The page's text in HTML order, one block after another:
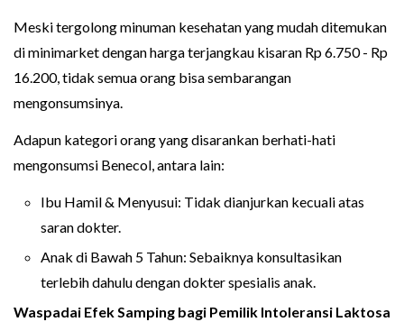
Meski tergolong minuman kesehatan yang mudah ditemukan
di minimarket dengan harga terjangkau kisaran Rp 6.750 - Rp
16.200, tidak semua orang bisa sembarangan
mengonsumsinya.
Adapun kategori orang yang disarankan berhati-hati
mengonsumsi Benecol, antara lain:
Ibu Hamil & Menyusui: Tidak dianjurkan kecuali atas
saran dokter.
Anak di Bawah 5 Tahun: Sebaiknya konsultasikan
terlebih dahulu dengan dokter spesialis anak.
Waspadai Efek Samping bagi Pemilik Intoleransi Laktosa